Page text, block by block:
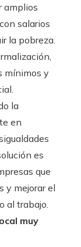
amplios
salarios
la pobreza.
mínimos y
la
en
es
que
y mejorar el
al trabajo.
muy